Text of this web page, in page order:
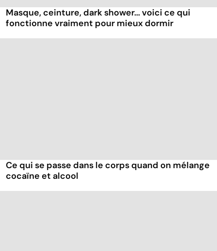
Masque, ceinture, dark shower... voici ce qui
fonctionne vraiment pour mieux dormir
Ce qui se passe dans le corps quand on mélange
cocaïne et alcool